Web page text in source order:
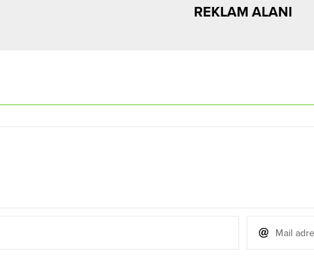
REKLAM ALANI